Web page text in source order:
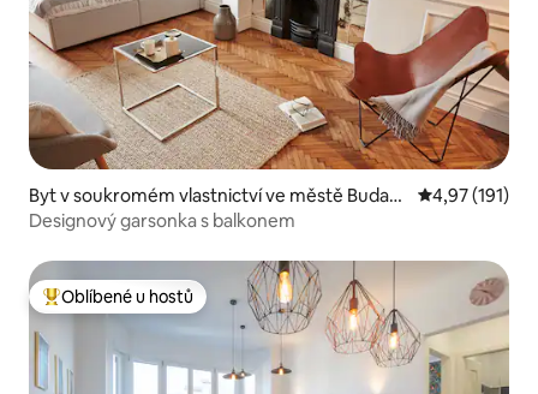
Byt v soukromém vlastnictví ve městě Budap
ešť
Průměrné
4,97 (191)
Designový garsonka s balkonem
Nejlepší v kategorii Oblíbené u hostů
Oblíbené u hostů